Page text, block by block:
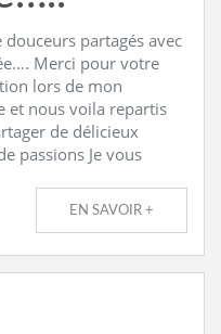
partagés avec
Merci pour votre
lors de mon
et nous voila repartis
de délicieux
passions Je vous
EN SAVOIR +